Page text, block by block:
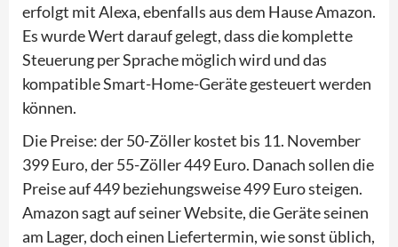
erfolgt mit Alexa, ebenfalls aus dem Hause Amazon.
Es wurde Wert darauf gelegt, dass die komplette
Steuerung per Sprache möglich wird und das
kompatible Smart-Home-Geräte gesteuert werden
können.
Die Preise: der 50-Zöller kostet bis 11. November
399 Euro, der 55-Zöller 449 Euro. Danach sollen die
Preise auf 449 beziehungsweise 499 Euro steigen.
Amazon sagt auf seiner Website, die Geräte seinen
am Lager, doch einen Liefertermin, wie sonst üblich,